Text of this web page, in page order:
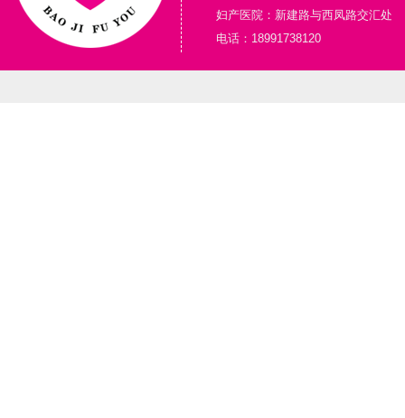
妇产医院：新建路与西凤路交汇处
电话：18991738120